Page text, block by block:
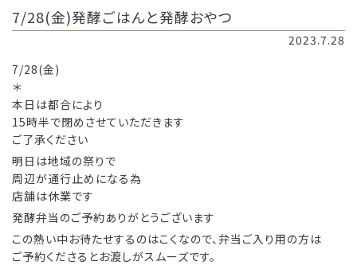
7/28(金)発酵ごはんと発酵おやつ
2023.7.28
7/28(金)
＊
本日は都合により
15時半で閉めさせていただきます
ご了承ください
明日は地域の祭りで
周辺が通行止めになる為
店舗は休業です
発酵弁当のご予約ありがとうございます
この熱い中お待たせするのはこくなので、弁当ご入り用の方は
ご予約くださるとお渡しがスムーズです。